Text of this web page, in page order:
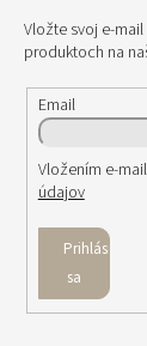
Vložte svoj e-
produktoch na
Email
Vložením e-
údajov
Prihlásiť
sa